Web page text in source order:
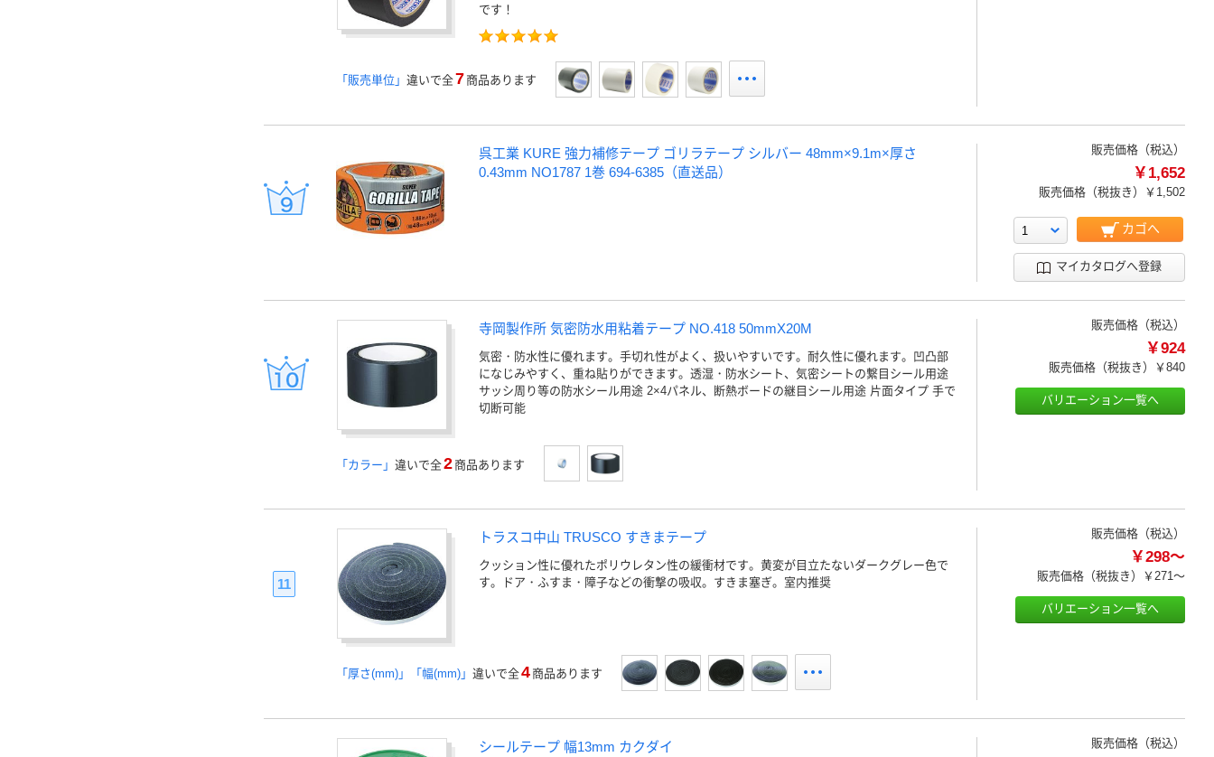
です！
「販売単位」 違いで全7 商品あります
呉工業 KURE 強力補修テープ ゴリラテープ シルバー 48mm×9.1m×厚さ
0.43mm NO1787 1巻 694-6385（直送品）
販売価格（税込）
￥1,652
販売価格（税抜き） ￥1,502
カゴへ
マイカタログへ登録
寺岡製作所 気密防水用粘着テープ NO.418 50mmX20M
気密・防水性に優れます。手切れ性がよく、扱いやすいです。耐久性に優れます。凹凸部
になじみやすく、重ね貼りができます。透湿・防水シート、気密シートの繋目シール用途
サッシ周り等の防水シール用途 2×4パネル、断熱ボードの継目シール用途 片面タイプ 手で
切断可能
「カラー」 違いで全2 商品あります
販売価格（税込）
￥924
販売価格（税抜き） ￥840
バリエーション一覧へ
11
トラスコ中山 TRUSCO すきまテープ
クッション性に優れたポリウレタン性の緩衝材です。黄変が目立たないダークグレー色で
す。ドア・ふすま・障子などの衝撃の吸収。すきま塞ぎ。室内推奨
「厚さ(mm)」「幅(mm)」 違いで全4 商品あります
販売価格（税込）
￥298～
販売価格（税抜き） ￥271～
バリエーション一覧へ
シールテープ 幅13mm カクダイ 販売価格（税込）